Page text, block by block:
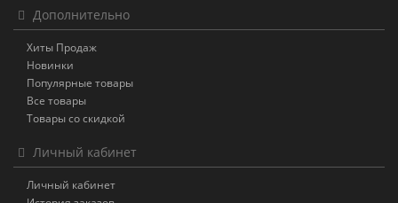
Дополнительно
Хиты Продаж
Новинки
Популярные товары
Все товары
Товары со скидкой
Личный кабинет
Личный кабинет